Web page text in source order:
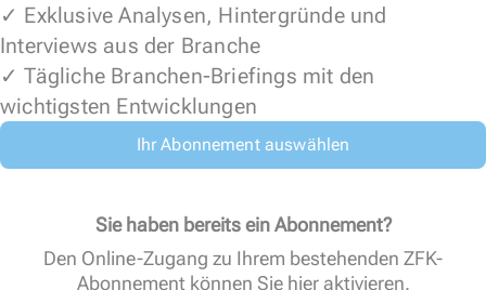
✓ Exklusive Analysen, Hintergründe und
Interviews aus der Branche
✓ Tägliche Branchen-Briefings mit den
wichtigsten Entwicklungen
Ihr Abonnement auswählen
Sie haben bereits ein Abonnement?
Den Online-Zugang zu Ihrem bestehenden ZFK-
Abonnement können Sie hier aktivieren.